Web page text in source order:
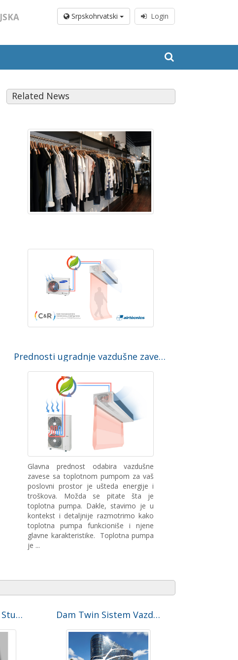
Srpskohrvatski Login
Related News
Prednosti ugradnje vazdušne zavese sa toplotnom pumpom
Glavna prednost odabira vazdušne
zavese sa toplotnom pumpom za vaš
poslovni prostor je ušteda energije i
troškova. Možda se pitate šta je
toplotna pumpa. Dakle, stavimo je u
kontekst i detaljnije razmotrimo kako
toplotna pumpa funkcioniše i njene
glavne karakteristike. Toplotna pumpa
je ...
Kontrola insekata: Studije slučaja Dam Twin Sistem Vazdušne Zavese u Viktorijanskom Sveobuhvatnom Centru Za Rak u Melburnu